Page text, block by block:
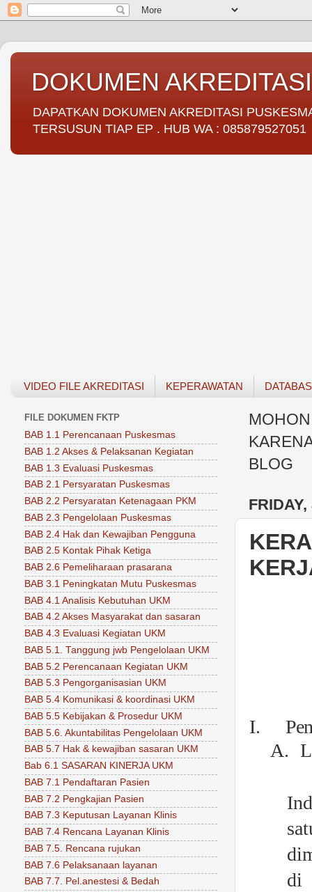
DOKUMEN
DAPATKAN DOKUMEN AKREDITASI
TERSUSUN TIAP EP . HUB WA : 085879527051
VIDEO FILE AKREDITASI KEPERAWATAN
BLOG
I.
A.
di
FILE DOKUMEN FKTP
BAB 1.1 Perencanaan Puskesmas
BAB 1.2 Akses & Pelaksanan Kegiatan
BAB 1.3 Evaluasi Puskesmas
BAB 2.1 Persyaratan Puskesmas
BAB 2.2 Persyaratan Ketenagaan PKM
BAB 2.3 Pengelolaan Puskesmas
BAB 2.4 Hak dan Kewajiban Pengguna
BAB 2.5 Kontak Pihak Ketiga
BAB 2.6 Pemeliharaan prasarana
BAB 3.1 Peningkatan Mutu Puskesmas
BAB 4.1 Analisis Kebutuhan UKM
BAB 4.2 Akses Masyarakat dan sasaran
BAB 4.3 Evaluasi Kegiatan UKM
BAB 5.1. Tanggung jwb Pengelolaan UKM
BAB 5.2 Perencanaan Kegiatan UKM
BAB 5.3 Pengorganisasian UKM
BAB 5.4 Komunikasi & koordinasi UKM
BAB 5.5 Kebijakan & Prosedur UKM
BAB 5.6. Akuntabilitas Pengelolaan UKM
BAB 5.7 Hak & kewajiban sasaran UKM
Bab 6.1 SASARAN KINERJA UKM
BAB 7.1 Pendaftaran Pasien
BAB 7.2 Pengkajian Pasien
BAB 7.3 Keputusan Layanan Klinis
BAB 7.4 Rencana Layanan Klinis
BAB 7.5. Rencana rujukan
BAB 7.6 Pelaksanaan layanan
BAB 7.7. Pel.anestesi & Bedah